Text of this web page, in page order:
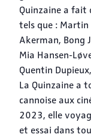
Quinzaine a fait
tels que : Martin
Akerman, Bong
Mia Hansen-
Quentin
La Quinzaine a
cannoise aux
2023, elle
et essai dans